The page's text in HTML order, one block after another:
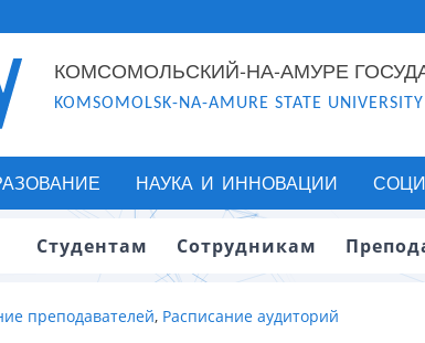
КОМСОМОЛЬСКИЙ-НА-АМУРЕ
KOMSOMOLSK-NA-AMURE STATE UNIVERSITY
НАУКА И ИННОВАЦИИ
Студентам Сотрудникам
преподавателей, Расписание аудиторий